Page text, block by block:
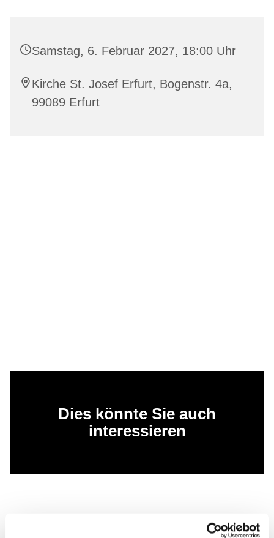
Samstag, 6. Februar 2027, 18:00 Uhr
Kirche St. Josef Erfurt, Bogenstr. 4a,
99089 Erfurt
Dies könnte Sie auch
interessieren